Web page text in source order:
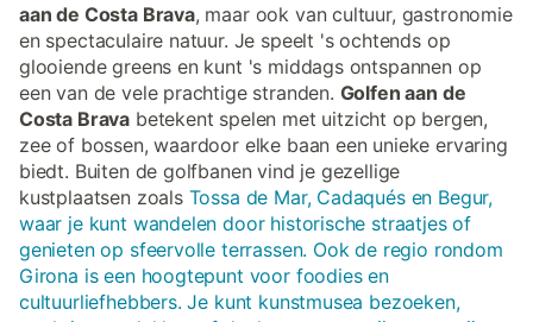
aan de Costa Brava, maar ook van cultuur, gastronomie
en spectaculaire natuur. Je speelt 's ochtends op
glooiende greens en kunt 's middags ontspannen op
een van de vele prachtige stranden. Golfen aan de
Costa Brava betekent spelen met uitzicht op bergen,
zee of bossen, waardoor elke baan een unieke ervaring
biedt. Buiten de golfbanen vind je gezellige
kustplaatsen zoals Tossa de Mar, Cadaqués en Begur,
waar je kunt wandelen door historische straatjes of
genieten op sfeervolle terrassen. Ook de regio rondom
Girona is een hoogtepunt voor foodies en
cultuurliefhebbers. Je kunt kunstmusea bezoeken,